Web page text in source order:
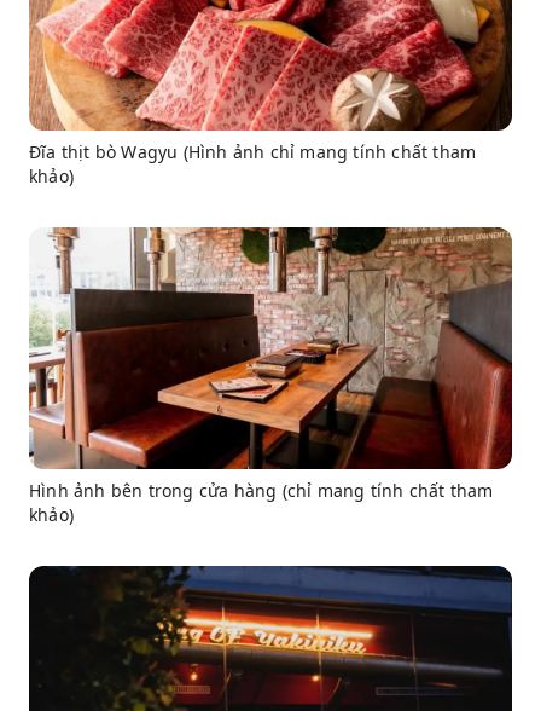
Đĩa thịt bò Wagyu (Hình ảnh chỉ mang tính chất tham
khảo)
Hình ảnh bên trong cửa hàng (chỉ mang tính chất tham
khảo)